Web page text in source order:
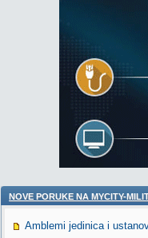
NOVE PORUKE NA MYCITY-
Amblemi jedinica i